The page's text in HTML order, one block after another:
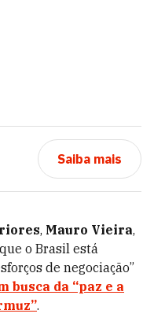
Saiba mais
, Mauro Vieira,
o Brasil está
de negociação”
busca da “paz e a
.